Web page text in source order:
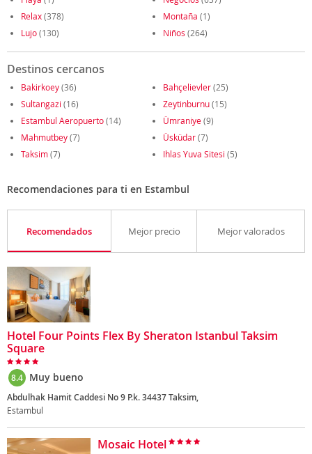
Relax(378) Montaña (1)
Lujo(130) Niños (264)
Destinos cercanos
Bakirkoey(36) Bahçelievler(25)
Sultangazi (16) Zeytinburnu(15)
Estambul Aeropuerto(14) Ümraniye(9)
Mahmutbey(7) Üsküdar(7)
Taksim(7) Ihlas Yuva Sitesi (5)
Recomendaciones para ti en Estambul
Recomendados Mejor precio Mejor valorados
Hotel Four Points Flex By Sheraton Istanbul Taksim
Square
8.4 Muy bueno
Abdulhak Hamit Caddesi No 9 P.k. 34437 Taksim,
Estambul
Mosaic Hotel